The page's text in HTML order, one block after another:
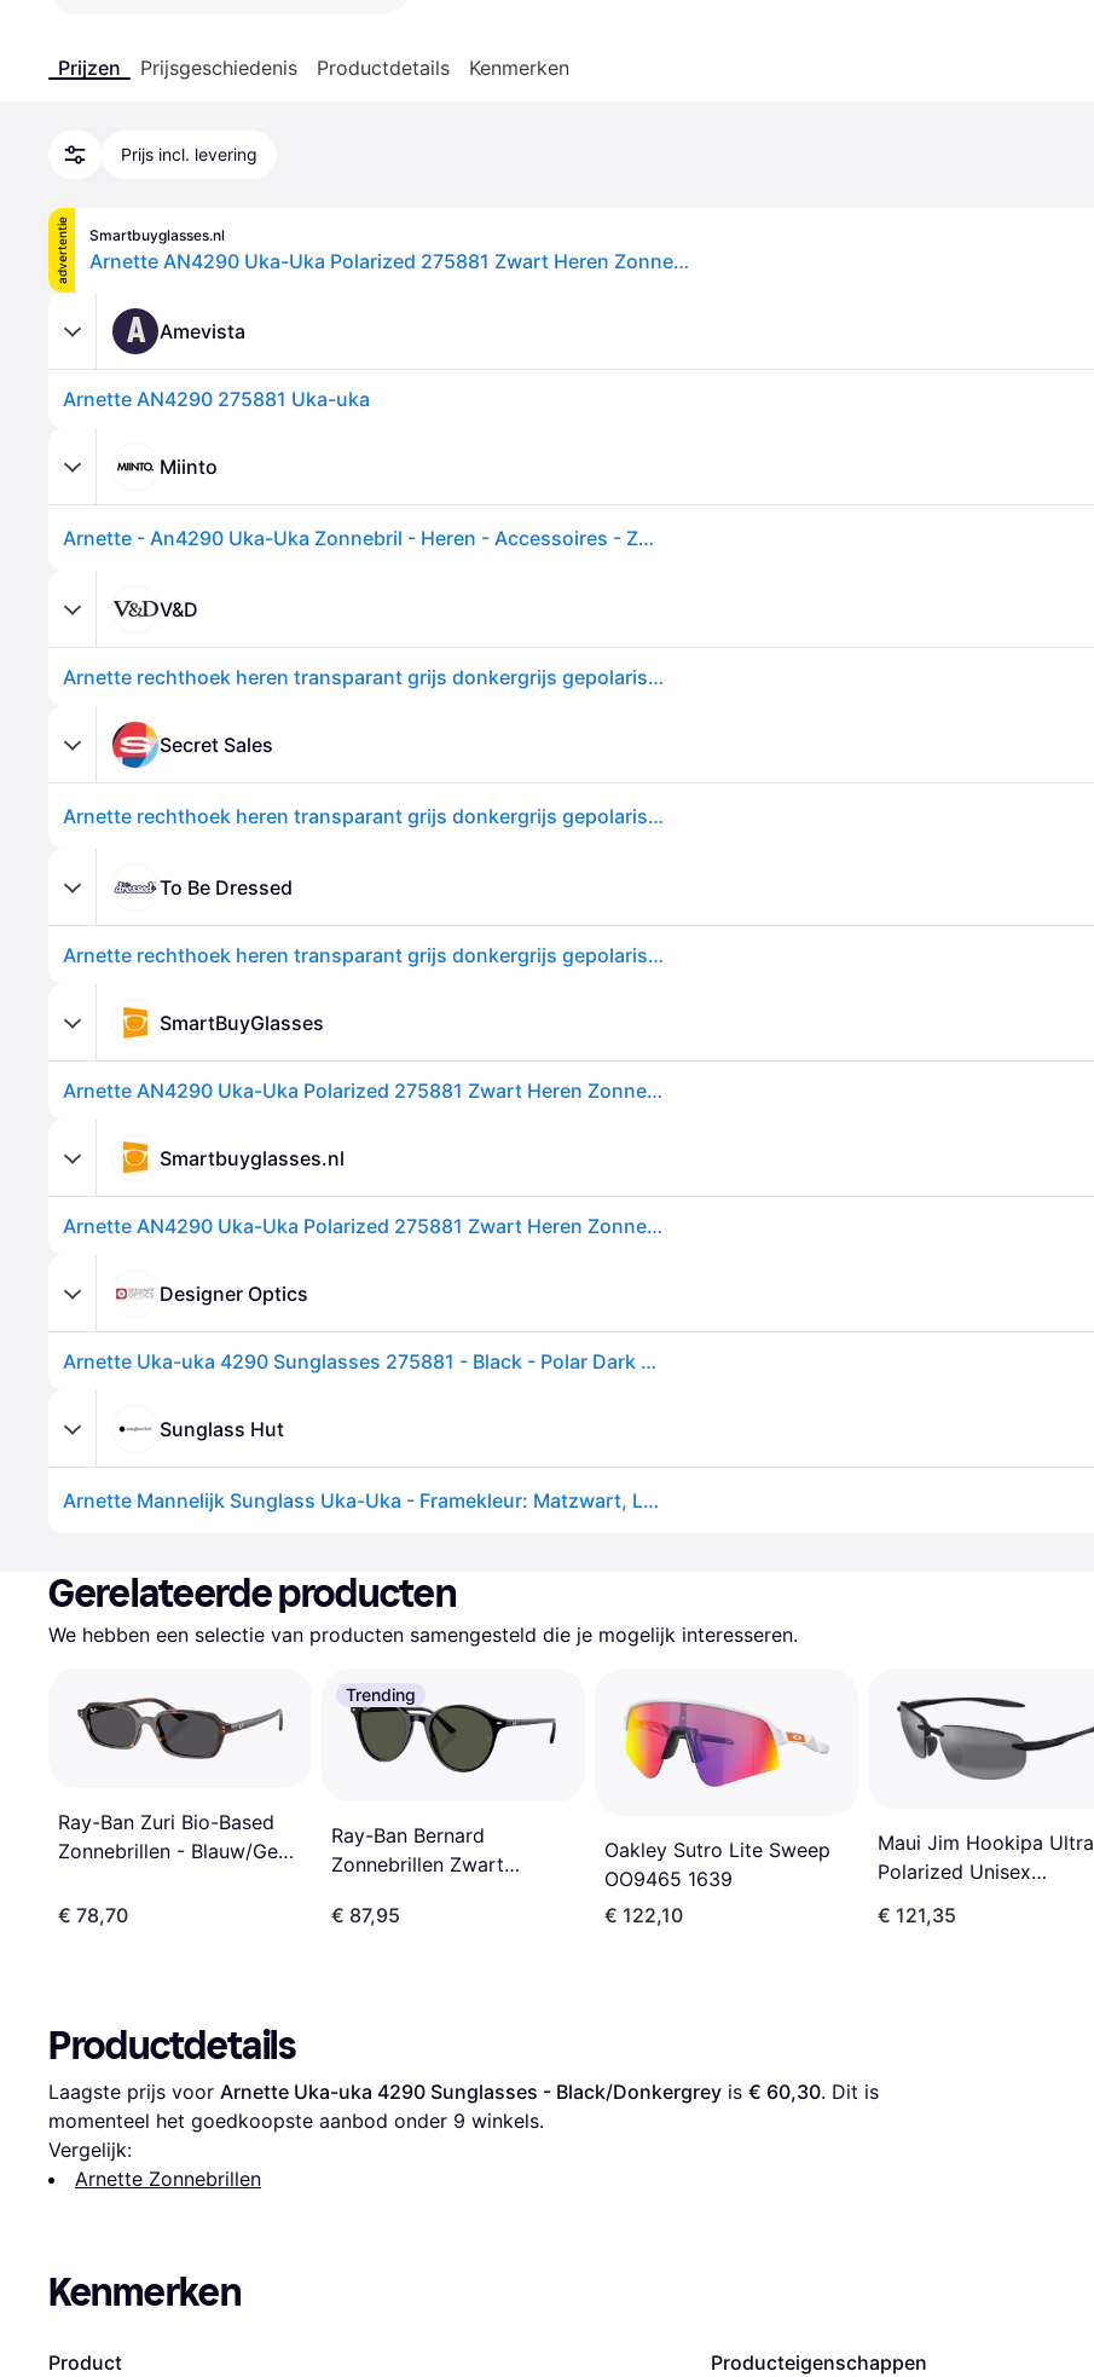
Prijzen Prijsgeschiedenis Productdetails Kenmerken
Prijs incl. levering
advertentie Smartbuyglasses.nl
Arnette AN4290 Uka-Uka Polarized 275881 Zwart Heren Zonnebril
A Amevista
Arnette AN4290 275881 Uka-uka
Miinto
Arnette - An4290 Uka-Uka Zonnebril - Heren - Accessoires - Zwart - Maat: 63 MM
V&D
Arnette rechthoek heren transparant grijs donkergrijs gepolariseerd uka-uka an4290 - Grijs - One Size
Secret Sales
Arnette rechthoek heren transparant grijs donkergrijs gepolariseerd uka-uka an4290 - Grijs - One Size
To Be Dressed
Arnette rechthoek heren transparant grijs donkergrijs gepolariseerd uka-uka an4290 - Grijs - One Size
SmartBuyGlasses
Arnette AN4290 Uka-Uka Polarized 275881 Zwart Heren Zonnebril
Smartbuyglasses.nl
Arnette AN4290 Uka-Uka Polarized 275881 Zwart Heren Zonnebril
Designer Optics
Arnette Uka-uka 4290 Sunglasses 275881 - Black - Polar Dark Grey Men Rectangle
Sunglass Hut
Arnette Mannelijk Sunglass Uka-Uka - Framekleur: Matzwart, Lenskleur: Polarized donkergrijs
Gerelateerde producten
We hebben een selectie van producten samengesteld die je mogelijk interesseren.
Ray-Ban Zuri Bio-Based
Zonnebrillen - Blauw/Geel
Flash Goud
€ 78,70
Trending
Ray-Ban Bernard
Zonnebrillen Zwart
€ 87,95
Oakley Sutro Lite Sweep
OO9465 1639
€ 122,10
Maui Jim Hookipa Ultra
Polarized Unisex
€ 121,35
Productdetails
Laagste prijs voor Arnette Uka-uka 4290 Sunglasses - Black/Donkergrey is € 60,30. Dit is
momenteel het goedkoopste aanbod onder 9 winkels.
Vergelijk:
Arnette Zonnebrillen
Kenmerken
Product Producteigenschappen